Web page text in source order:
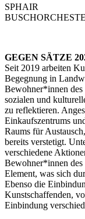
SPHAIR
GEGEN SÄTZE
Seit 2019 arbeiten
Begegnung in
Bewohner*innen
sozialen und
zu reflektieren.
Einkaufszentrums
Raums für
bereits verstetigt.
verschiedene
Bewohner*innen des
Element, was sich
Ebenso die
Kunstschaffenden,
Einbindung